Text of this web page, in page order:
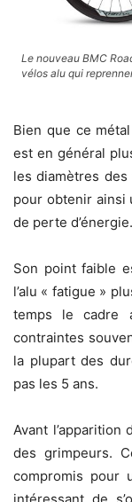
Le nouveau BMC
vélos alu qui
Bien que ce
est en général
les diamètres
pour obtenir ainsi
de perte d’énergie.
Son point faible
l’alu « fatigue »
temps le cadre
contraintes
la plupart des
pas les 5 ans.
Avant l’apparition
des grimpeurs.
compromis pour